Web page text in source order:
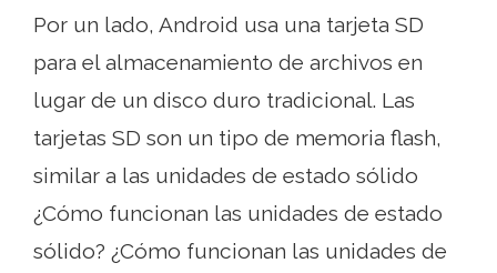
Por un lado, Android usa una tarjeta SD
para el almacenamiento de archivos en
lugar de un disco duro tradicional. Las
tarjetas SD son un tipo de memoria flash,
similar a las unidades de estado sólido
¿Cómo funcionan las unidades de estado
sólido? ¿Cómo funcionan las unidades de